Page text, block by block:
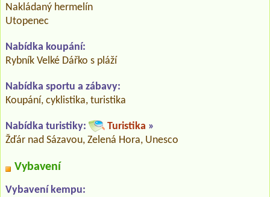
Nakládaný hermelín
Utopenec
Nabídka koupání:
Rybník Velké Dářko s pláží
Nabídka sportu a zábavy:
Koupání, cyklistika, turistika
Nabídka turistiky: Turistika »
Žďár nad Sázavou, Zelená Hora, Unesco
Vybavení
Vybavení kempu: